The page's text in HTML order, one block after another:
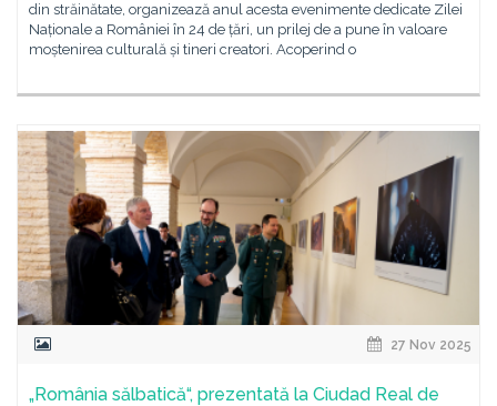
din străinătate, organizează anul acesta evenimente dedicate Zilei
Naționale a României în 24 de țări, un prilej de a pune în valoare
moștenirea culturală și tineri creatori. Acoperind o
27 Nov 2025
„România sălbatică“, prezentată la Ciudad Real de